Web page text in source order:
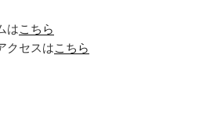
はこちら
クセスはこちら